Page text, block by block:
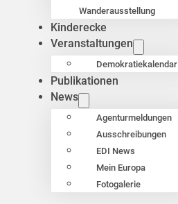
Wanderausstellung
Kinderecke
Veranstaltungen
Demokratiekalendar
Publikationen
News
Agenturmeldungen
Ausschreibungen
EDI News
Mein Europa
Fotogalerie